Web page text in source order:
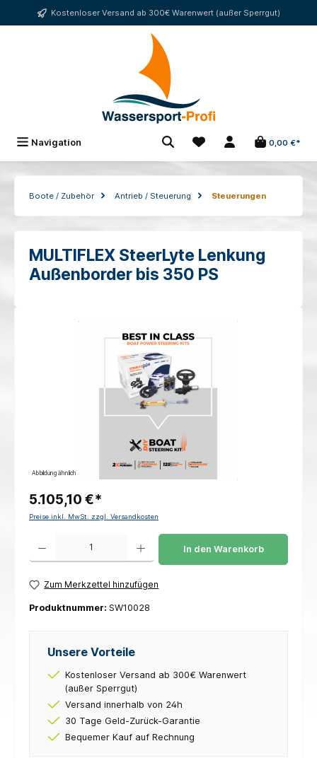
springenKostenloser Versand ab 300€ Warenwert (außer Sperrgut)
Navigation 0,00 €*
Boote / Zubehör Antrieb / Steuerung Steuerungen
MULTIFLEX SteerLyte Lenkung
Außenborder bis 350 PS
Abbildung ähnlich
5.105,10 €*
Preise inkl. MwSt. zzgl. Versandkosten
Produkt Anzahl: Gib den gewünschten Wert ein oder benutze die Schaltflächen um
In den Warenkorb
Zum Merkzettel hinzufügen
Produktnummer: SW10028
Unsere Vorteile
Kostenloser Versand ab 300€ Warenwert
(außer Sperrgut)
Versand innerhalb von 24h
30 Tage Geld-Zurück-Garantie
Bequemer Kauf auf Rechnung